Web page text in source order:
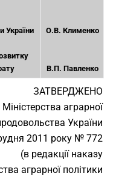
України О.В. Клименко
В.П. Павленко
ЗАТВЕРДЖЕНО
аграрної
України
2011 року № 772
(в редакції наказу
аграрної політики